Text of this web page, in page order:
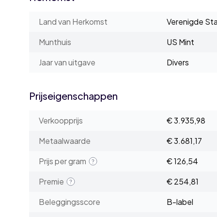
Land van Herkomst
Verenigde
Munthuis
US Mint
Jaar van uitgave
Divers
Prijseigenschappen
Verkoopprijs
€ 3.935,98
Metaalwaarde
€ 3.681,17
Prijs per gram
€ 126,54
Premie
€ 254,81
Beleggingsscore
B-label